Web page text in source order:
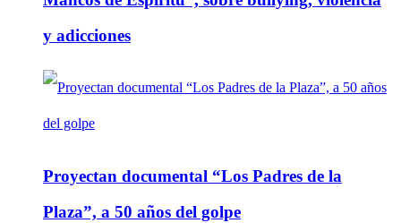
y adicciones
Proyectan documental “Los Padres de la
Plaza”, a 50 años del golpe